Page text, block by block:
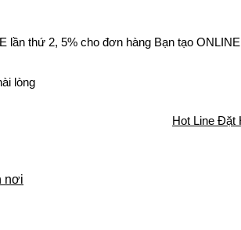
lần thứ 2, 5% cho đơn hàng Bạn tạo
lòng
Hot Line Đặt
nơi